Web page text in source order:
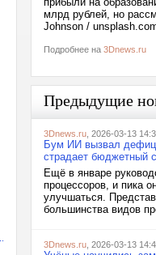
млрд рублей, но
Johnson /
Подробнее на 3Dnews.ru
Предыдущие
3Dnews.ru , 2026-03-13
Бум ИИ вызвал
страдает бюджетный
Ещё в январе
процессоров, и пика
улучшаться.
большинства видов
3Dnews.ru , 2026-03-13